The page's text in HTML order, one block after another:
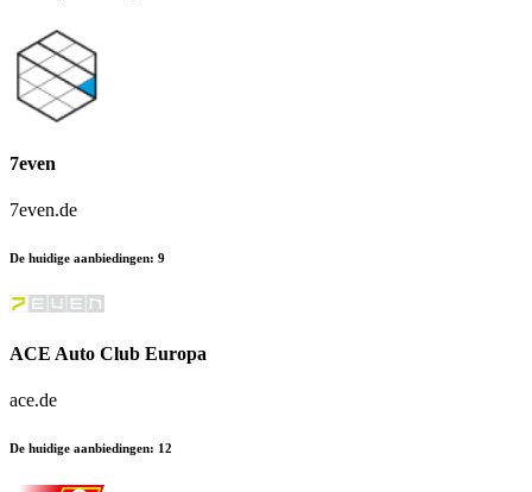
7even
7even.de
De huidige aanbiedingen: 9
ACE Auto Club Europa
ace.de
De huidige aanbiedingen: 12